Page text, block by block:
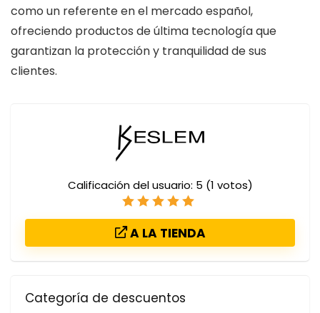
como un referente en el mercado español,
ofreciendo productos de última tecnología que
garantizan la protección y tranquilidad de sus
clientes.
Calificación del usuario: 5 (1 votos)
A LA TIENDA
Categoría de descuentos